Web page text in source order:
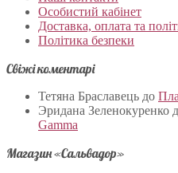
Особистий кабінет
Доставка, оплата та
Політика безпеки
Свіжі коментарі
Тетяна Браславець до
Эридана Зеленокуренко
Gamma
Магазин «Сальвадор»